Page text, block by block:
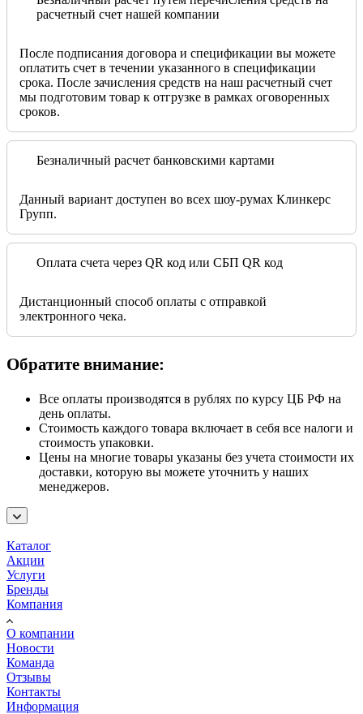
расчетный счет нашей компании
После подписания договора и спецификации вы можете
оплатить счет в течении указанного в спецификации
срока. После зачисления средств на наш расчетный счет
мы подготовим товар к отгрузке в рамках оговоренных
сроков.
Безналичный расчет банковскими картами
Данный вариант доступен во всех шоу-румах Клинкерс
Групп.
Оплата счета через QR код или СБП QR код
Дистанционный способ оплаты с отправкой
электронного чека.
Обратите внимание:
Все оплаты производятся в рублях по курсу ЦБ РФ на
день оплаты.
Стоимость каждого товара включает в себя все налоги и
стоимость упаковки.
Цены на многие товары указаны без учета стоимости их
доставки, которую вы можете уточнить у наших
менеджеров.
Каталог
Акции
Услуги
Бренды
Компания
О компании
Новости
Команда
Отзывы
Контакты
Информация